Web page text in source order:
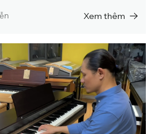
Xem thêm